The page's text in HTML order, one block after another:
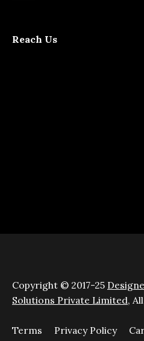
Reach Us
Copyright © 2017-25
Solutions Private Limited,
Terms Privacy Policy